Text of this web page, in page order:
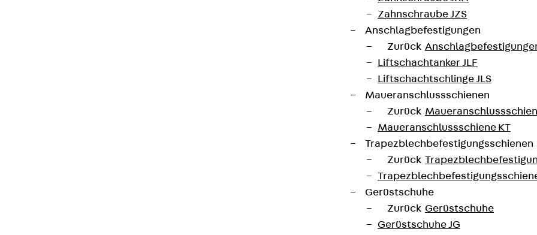
Zahnschraube JZS
Anschlagbefestigungen
Zurück
Liftschachtanker JLF
Liftschachtschlinge JLS
Maueranschlussschienen
Zurück
Maueranschlussschiene KT
Trapezblechbefestigungsschienen
Zurück
Gerüstschuhe
Zurück Gerüstschuhe
Gerüstschuhe JG